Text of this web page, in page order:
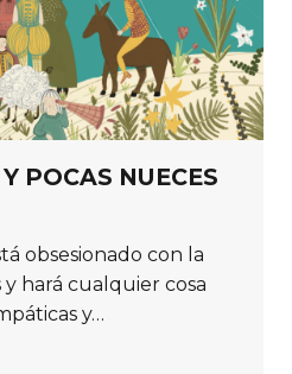
POCAS NUECES
obsesionado con la
hará cualquier cosa
y…